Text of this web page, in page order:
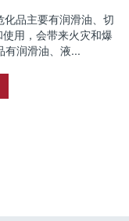
品主要有润滑油、切
用，会带来火灾和爆
有润滑油、液...